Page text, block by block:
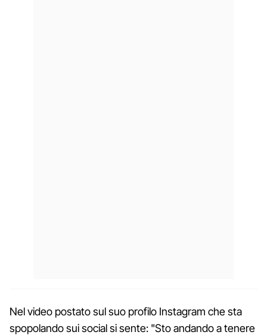
Nel video postato sul suo profilo Instagram che sta
spopolando sui social si sente: "Sto andando a tenere